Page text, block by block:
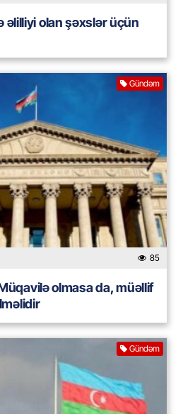
əlilliyi olan şəxslər üçün
Gündəm
85
olmasa da, müəllif
Gündəm